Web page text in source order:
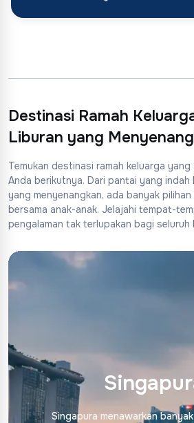
Destinasi Ramah
Liburan yang
Temukan destinasi ramah keluarga
Anda berikutnya. Dari pantai yang indah
yang menyenangkan, ada banyak
bersama anak-anak. Jelajahi tempat-
pengalaman tak terlupakan bagi seluruh
Singapura menawarkan